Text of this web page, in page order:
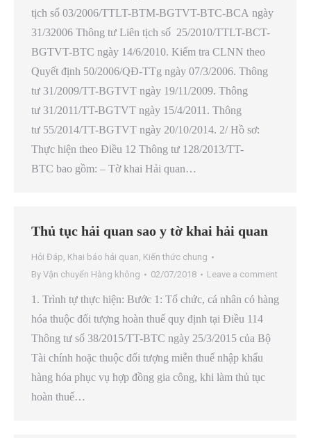
tịch số 03/2006/TTLT-BTM-BGTVT-BTC-BCA ngày
31/32006 Thông tư Liên tịch số 25/2010/TTLT-BCT-
BGTVT-BTC ngày 14/6/2010. Kiểm tra CLNN theo
Quyết định 50/2006/QĐ-TTg ngày 07/3/2006. Thông
tư 31/2009/TT-BGTVT ngày 19/11/2009. Thông
tư 31/2011/TT-BGTVT ngày 15/4/2011. Thông
tư 55/2014/TT-BGTVT ngày 20/10/2014. 2/ Hồ sơ:
Thực hiện theo Điều 12 Thông tư 128/2013/TT-
BTC bao gồm: – Tờ khai Hải quan…
Thủ tục hải quan sao y tờ khai hải quan
Hỏi Đáp, Khai báo hải quan, Kiến thức chung
By Vận chuyển Hàng không 02/07/2018 Leave a comment
1. Trình tự thực hiện: Bước 1: Tổ chức, cá nhân có hàng
hóa thuộc đối tượng hoàn thuế quy định tại Điều 114
Thông tư số 38/2015/TT-BTC ngày 25/3/2015 của Bộ
Tài chính hoặc thuộc đối tượng miễn thuế nhập khẩu
hàng hóa phục vụ hợp đồng gia công, khi làm thủ tục
hoàn thuế…